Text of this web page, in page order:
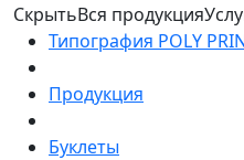
СкрытьВся продукция
Типография POLY
Продукция
Буклеты